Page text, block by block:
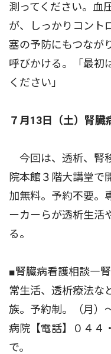
測ってください。血
が、しっかりコント
塞の予防にもつなが
呼びかける。「最初
ください」
７月13日（土）腎臓
今回は、透析、腎
院本館３階大講堂で
加無料。予約不要。
ーカーらが透析生活
る。
■腎臓病看護相談―
常生活、透析療法な
族。予約制。（月）
病院【電話】０４４
で。